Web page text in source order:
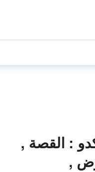
: القصة ,
,